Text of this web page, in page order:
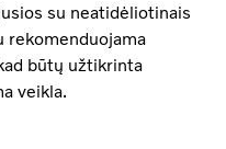
su neatidėliotinais
rekomenduojama
būtų užtikrinta
veikla.